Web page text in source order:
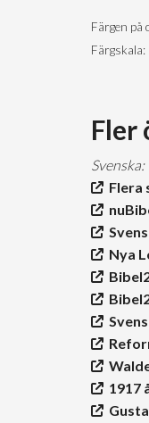
Färgen på
Färgskala:
Fler
Svenska:
Flera
Nya
1917